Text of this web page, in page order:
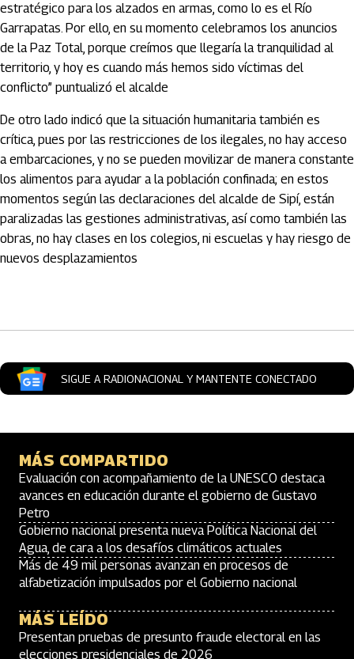
estratégico para los alzados en armas, como lo es el Río
Garrapatas. Por ello, en su momento celebramos los anuncios
de la Paz Total, porque creímos que llegaría la tranquilidad al
territorio, y hoy es cuando más hemos sido víctimas del
conflicto” puntualizó el alcalde
De otro lado indicó que la situación humanitaria también es
crítica, pues por las restricciones de los ilegales, no hay acceso
a embarcaciones, y no se pueden movilizar de manera constante
los alimentos para ayudar a la población confinada; en estos
momentos según las declaraciones del alcalde de Sipí, están
paralizadas las gestiones administrativas, así como también las
obras, no hay clases en los colegios, ni escuelas y hay riesgo de
nuevos desplazamientos
SIGUE A RADIONACIONAL Y MANTENTE CONECTADO
MÁS COMPARTIDO
Evaluación con acompañamiento de la UNESCO destaca
avances en educación durante el gobierno de Gustavo
Petro
Gobierno nacional presenta nueva Política Nacional del
Agua, de cara a los desafíos climáticos actuales
Más de 49 mil personas avanzan en procesos de
alfabetización impulsados por el Gobierno nacional
MÁS LEÍDO
Presentan pruebas de presunto fraude electoral en las
elecciones presidenciales de 2026